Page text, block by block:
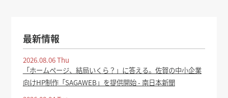
最新情報
2026.08.06 Thu
「ホームページ、結局いくら？」に答える。佐賀の中小企業
向けHP制作「SAGAWEB」を提供開始 - 南日本新聞